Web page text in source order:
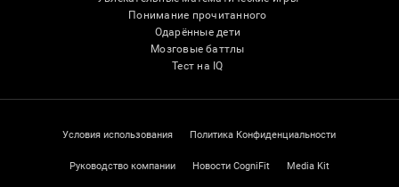
Понимание прочитанного
Одарённые дети
Мозговые баттлы
Тест на IQ
Условия использования Политика Конфиденциальности
Руководство компании Новости CogniFit Media Kit